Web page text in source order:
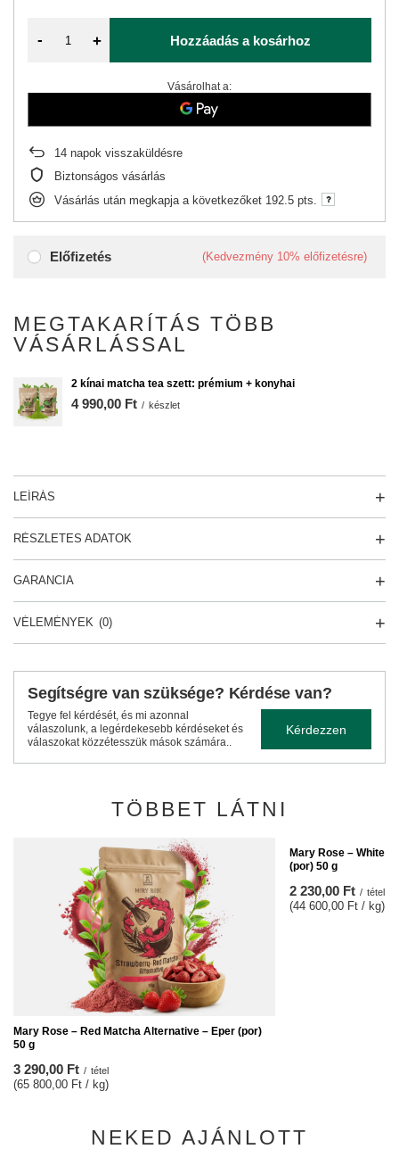
Előfizetés (Kedvezmény 10% előfizetésre)
- + Hozzáadás a kosárhoz
Vásárolhat a:
14 napok visszaküldésre
Biztonságos vásárlás
Vásárlás után megkapja a következőket 192.5 pts.
MEGTAKARÍTÁS TÖBB
VÁSÁRLÁSSAL
2 kínai matcha tea szett: prémium + konyhai
4 990,00 Ft / készlet
LEÍRÁS
RÉSZLETES ADATOK
GARANCIA
VÉLEMÉNYEK (0)
Segítségre van szüksége? Kérdése van?
Tegye fel kérdését, és mi azonnal
válaszolunk, a legérdekesebb kérdéseket és
válaszokat közzétesszük mások számára..
Kérdezzen
TÖBBET LÁTNI
Mary Rose – Red Matcha Alternative – Eper (por)
50 g
3 290,00 Ft / tétel
(65 800,00 Ft / kg)
Mary Rose – White
(por) 50 g
2 230,00 Ft / tétel
(44 600,00 Ft / kg)
NEKED AJÁNLOTT